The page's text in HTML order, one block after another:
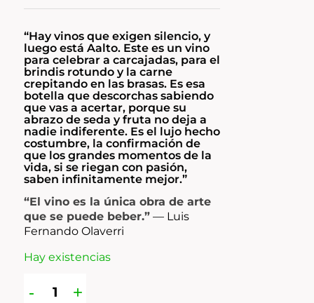
“Hay vinos que exigen silencio, y
luego está Aalto. Este es un vino
para celebrar a carcajadas, para el
brindis rotundo y la carne
crepitando en las brasas. Es esa
botella que descorchas sabiendo
que vas a acertar, porque su
abrazo de seda y fruta no deja a
nadie indiferente. Es el lujo hecho
costumbre, la confirmación de
que los grandes momentos de la
vida, si se riegan con pasión,
saben infinitamente mejor.”
“El vino es la única obra de arte
que se puede beber.”— Luis
Fernando Olaverri
Hay existencias